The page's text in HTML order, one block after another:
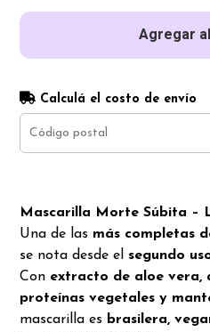
Agregar
Calculá el costo de envío
Mascarilla Morte Súbita –
Una de las más completas
se nota desde elsegundo
Con extracto de aloe vera,
proteínas vegetales y
mascarilla es brasilera,